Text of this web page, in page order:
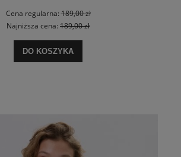
Cena regularna:189,00 zł
Najniższa cena: 189,00 zł
DO KOSZYKA